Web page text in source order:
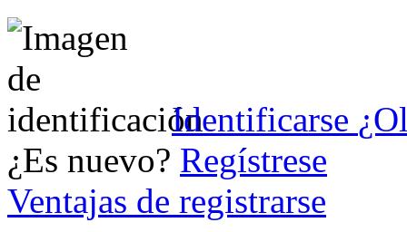
Identificarse
¿Es nuevo? Regístrese
Ventajas de registrarse